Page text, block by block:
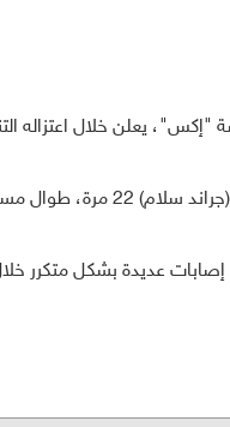
يعلن خلال اعتزاله
طوال مسيرته.